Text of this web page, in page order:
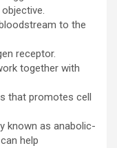
to the
receptor.
together with
that promotes cell
known as anabolic-
help